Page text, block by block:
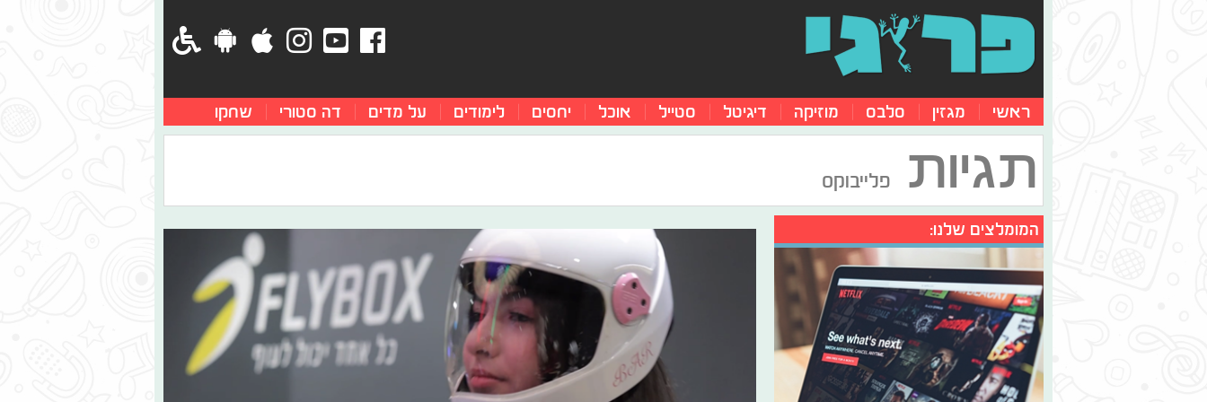
ראשי מגזין סלבס מוזיקה דיגיטל סטייל אוכל יחסים לימודים על מדים דה סטורי שחקו
תגיות פלייבוקס
המומלצים שלנו: